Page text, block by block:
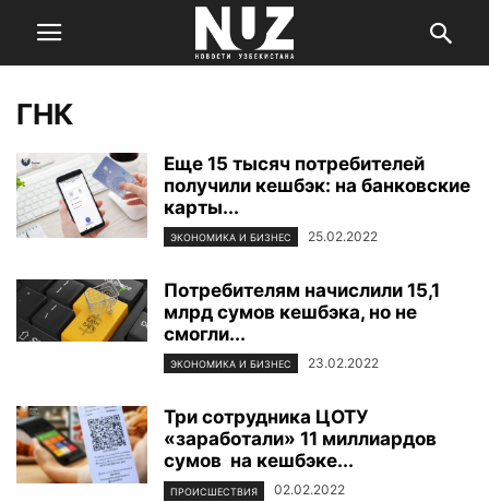
ГНК
Еще 15 тысяч потребителей
получили кешбэк: на банковские
карты...
ЭКОНОМИКА И БИЗНЕС 25.02.2022
Потребителям начислили 15,1
млрд сумов кешбэка, но не
смогли...
ЭКОНОМИКА И БИЗНЕС 23.02.2022
Три сотрудника ЦОТУ
«заработали» 11 миллиардов
сумов на кешбэке...
ПРОИСШЕСТВИЯ 02.02.2022